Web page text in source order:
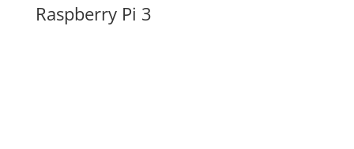
Raspberry Pi 3